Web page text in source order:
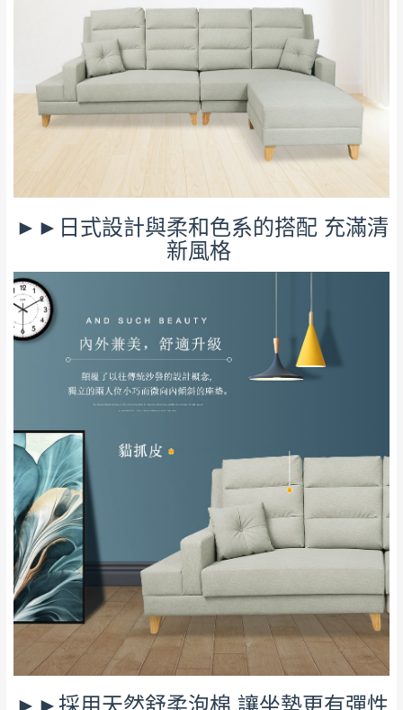
►►日式設計與柔和色系的搭配 充滿清
新風格
免 運
費
＊A108產品另收運費
新竹
石鄉、寶山鄉山
區、新埔山區、芎
林山區、關西 玉山
里
新北
雙溪、貢寮、烏
石門、林口 下福
區、北投湖山路、
深坑山區
$ 9,000以上：免
運費
NT$500元
＊A108產品另收運費
苗栗
$ 9,000以上：免
$ 9,000以下：
NT$500元
＊A108產品另收運費
卓蘭鎮、三灣、通
霄山區、西湖、泰
安鄉、大湖鄉、頭
配送天數：5~14天
到貨時間：指定送貨日當天以電話聯絡確認
｜周（一）配送部門固定公休無送貨｜
（線上客服 LINE → @dershin）
下單前先詢問是否現貨
，若未詢問下單後無
現貨我們客服會再來電或E-Mail與您聯絡
（洽詢方式請搜尋 L
ine ID → @dershin）
運送範圍：限定北至基隆，南至苗栗，偏遠
地區恕無法提供運送 (詳見運送規章)。
苗栗至基隆；其它地區暫不開放，如因特殊
地型限制(山區、鄉、鎮、村)、樓梯太小、無
法搬運上樓等因素，導致無法配送，本公司
保護物流人員的工作安全，賣家無提供吊掛
服務，若需以吊車或其他的吊掛方式吊運，
費用將由買方自行支付。
因大型傢俱有組裝、配送的問題，並非一般
快速到貨商品，無法指定特定時間送達，司
機當天到貨前皆會再與您通知，讓你不用整
天在家等貨，以節省您的寶貴時間。
由於百貨公司配送較為不易，故暫無法配送
至百貨公司內部。
發票寄送：
若您選擇三聯式或索取兩聯式發票，發票將於商品
完成出貨15個工作天另行寄出，另外約加上2~7個
工作天內送達，如遇國定假日將順延寄送。
退換貨說明：
若收到不良品，請於到貨日起七日內通知本